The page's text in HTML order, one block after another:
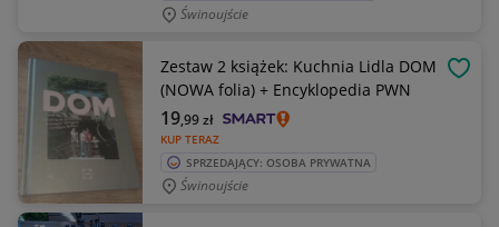
Świnoujście
Zestaw 2 książek: Kuchnia Lidla DOM
(NOWA folia) + Encyklopedia PWN
KUP TERAZ
19,99zł
SPRZEDAJĄCY: OSOBA PRYWATNA
Świnoujście